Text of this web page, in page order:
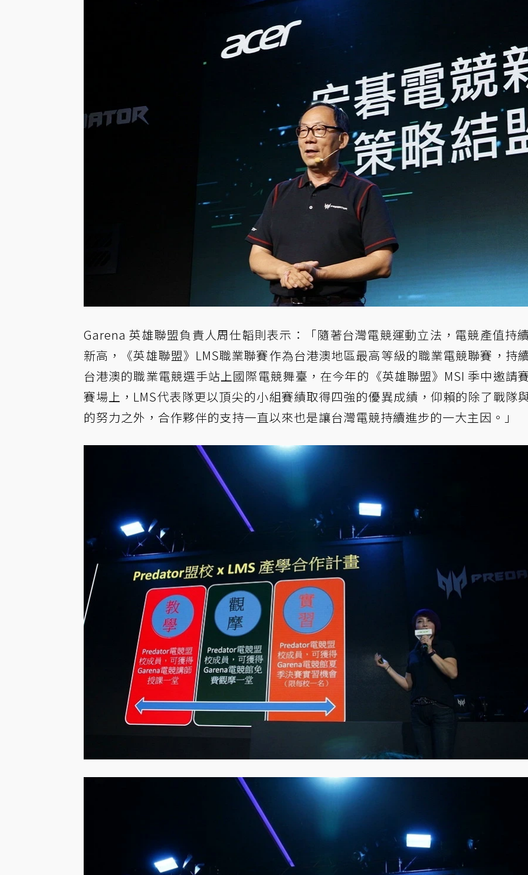
Garena 英雄聯盟負責人周仕韜則表示：「隨著台灣電競運動立法，電競產值持
新高，《英雄聯盟》LMS職業聯賽作為台港澳地區最高等級的職業電競聯賽，持
台港澳的職業電競選手站上國際電競舞臺，在今年的《英雄聯盟》MSI 季中邀請
賽場上，LMS代表隊更以頂尖的小組賽績取得四強的優異成績，仰賴的除了戰隊
的努力之外，合作夥伴的支持一直以來也是讓台灣電競持續進步的一大主因。」